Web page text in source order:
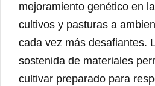
mejoramiento genético en
cultivos y pasturas a
cada vez más desafiantes.
sostenida de materiales
cultivar preparado para